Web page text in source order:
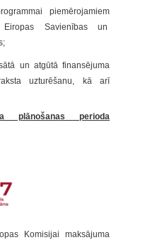
piemērojamiem
Savienības un
un atgūtā finansējuma
uzturēšanu, kā arī
plānošanas perioda
Komisijai maksājuma